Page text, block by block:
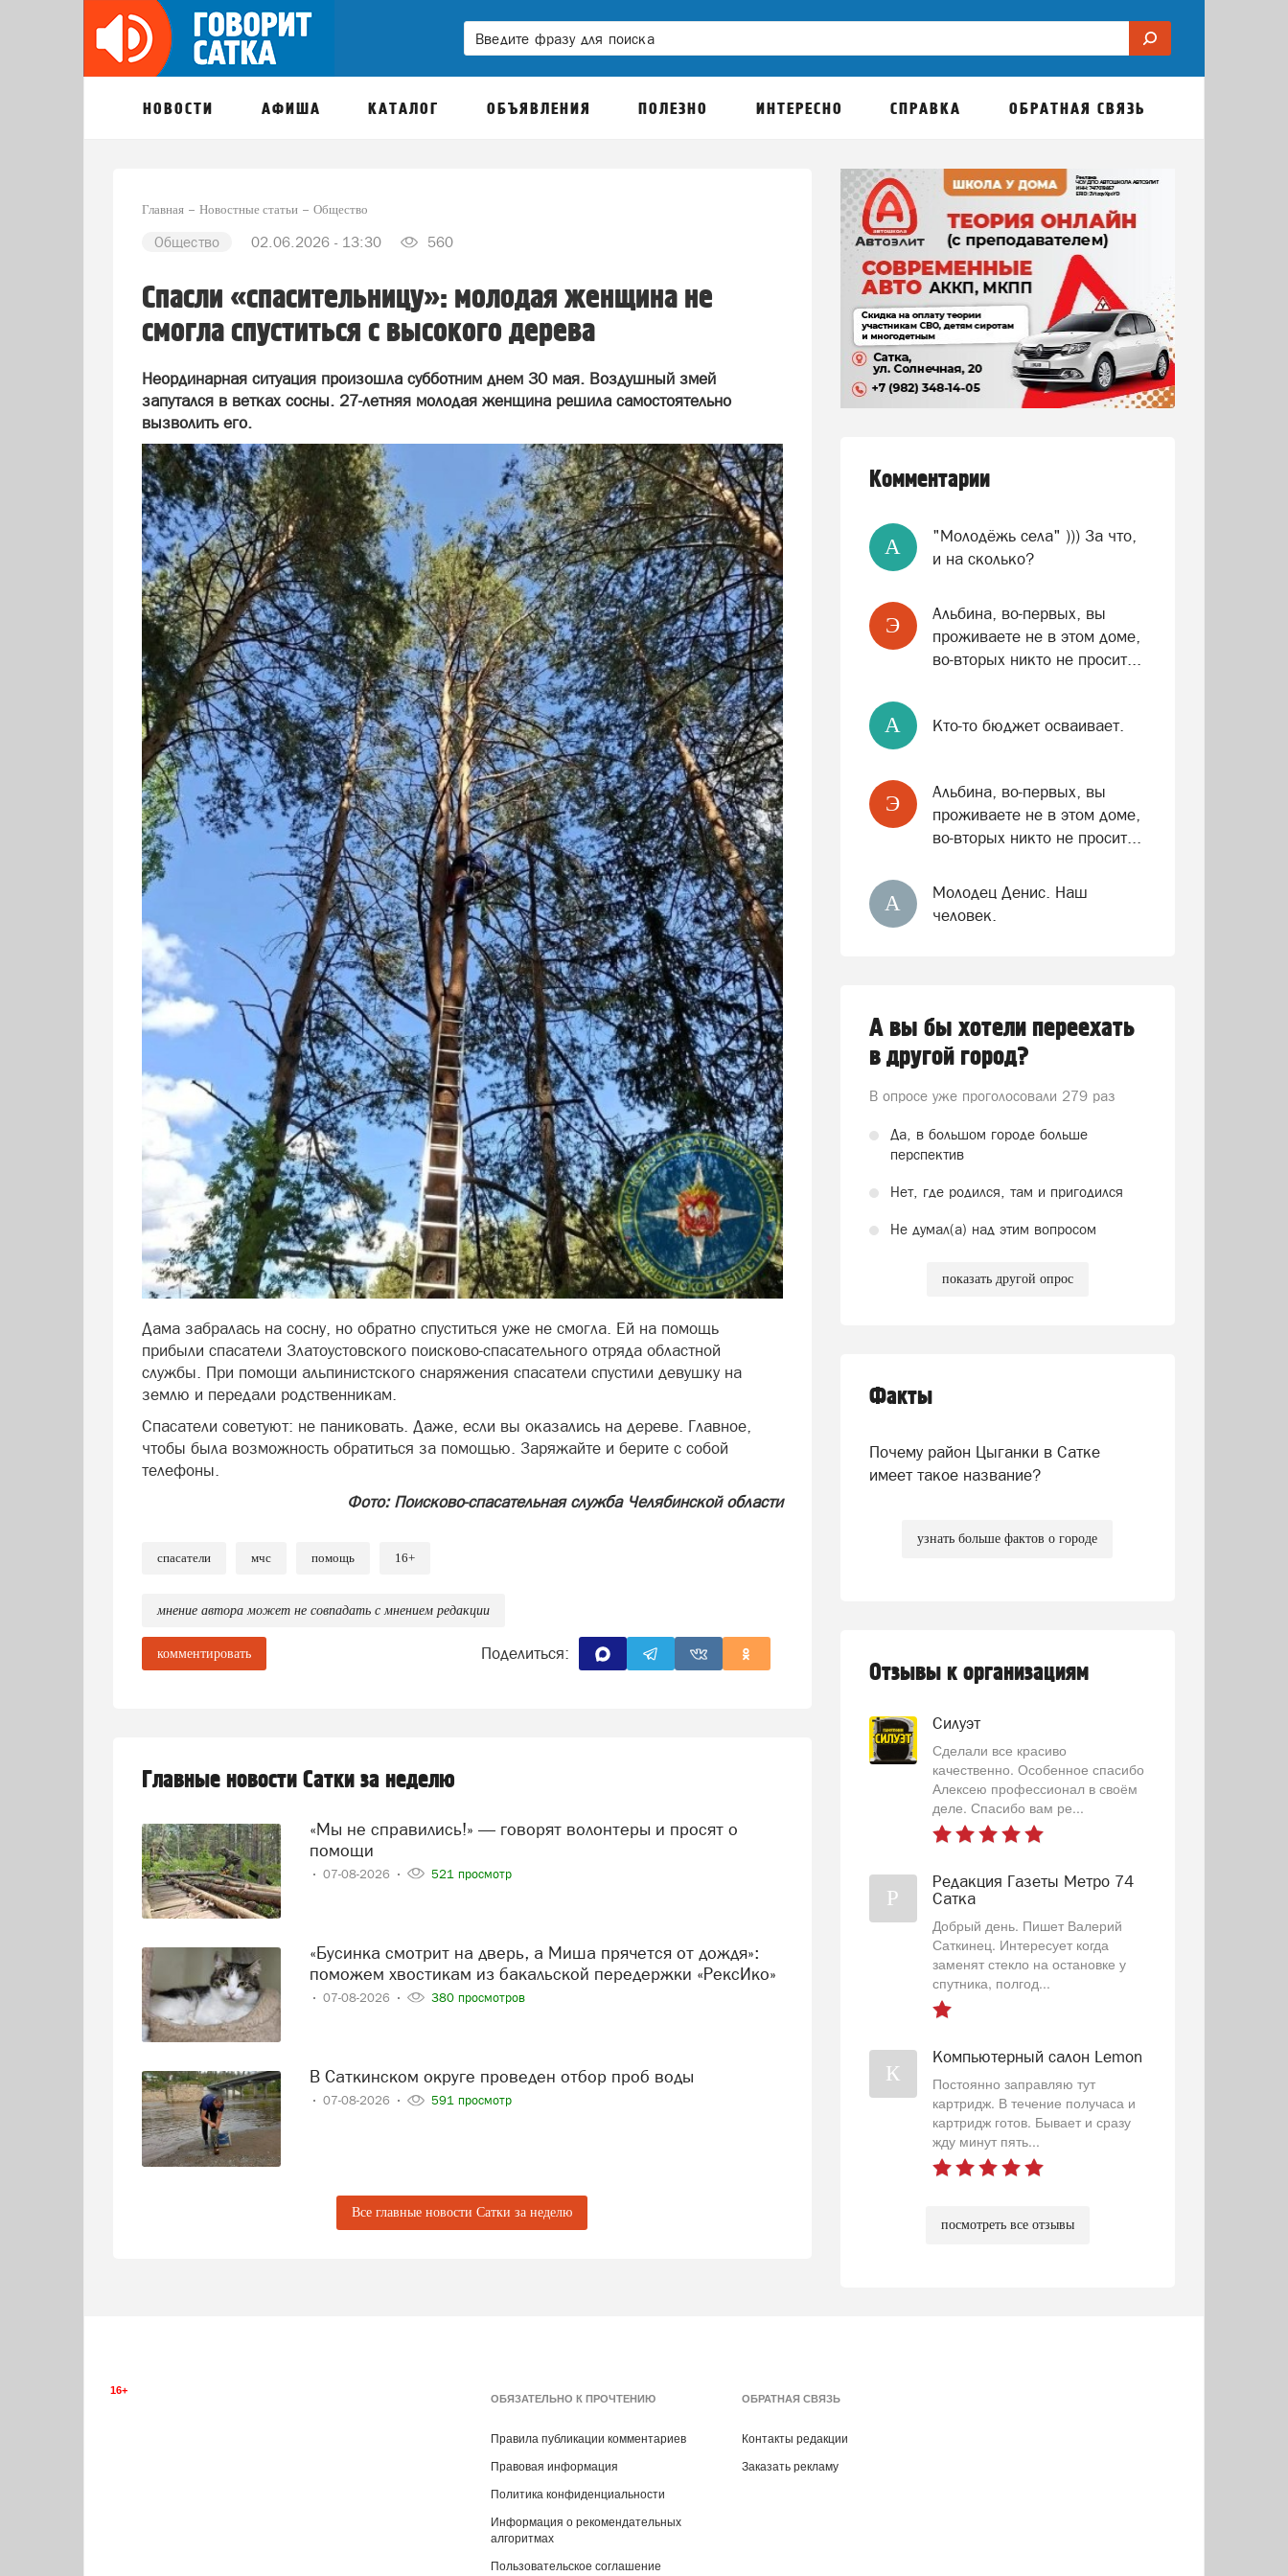
НОВОСТИ АФИША КАТАЛОГ ОБЪЯВЛЕНИЯ ПОЛЕЗНО ИНТЕРЕСНО СПРАВКА ОБРАТНАЯ СВЯЗЬ
Главная Новостные статьи Общество
Общество 02.06.2026 - 13:30 560
Спасли «спасительницу»: молодая женщина не
смогла спуститься с высокого дерева
Неординарная ситуация произошла субботним днем 30 мая. Воздушный змей
запутался в ветках сосны. 27-летняя молодая женщина решила самостоятельно
вызволить его.
Дама забралась на сосну, но обратно спуститься уже не смогла. Ей на помощь
прибыли спасатели Златоустовского поисково-спасательного отряда областной
службы. При помощи альпинистского снаряжения спасатели спустили девушку на
землю и передали родственникам.
Спасатели советуют: не паниковать. Даже, если вы оказались на дереве. Главное,
чтобы была возможность обратиться за помощью. Заряжайте и берите с собой
телефоны.
Фото: Поисково-спасательная служба Челябинской области
спасатели мчс помощь 16+
мнение автора может не совпадать с мнением редакции
комментировать Поделиться:
Главные новости Сатки за неделю
«Мы не справились!» — говорят волонтеры и просят о
помощи
07-08-2026 521 просмотр
«Бусинка смотрит на дверь, а Миша прячется от дождя»:
поможем хвостикам из бакальской передержки «РексИко»
07-08-2026 380 просмотров
В Саткинском округе проведен отбор проб воды
07-08-2026 591 просмотр
Все главные новости Сатки за неделю
Комментарии
A
"Молодёжь села" ))) За что,
и на сколько?
Э
Альбина, во-первых, вы
проживаете не в этом доме,
во-вторых никто не просит...
A Кто-то бюджет осваивает.
Э
Альбина, во-первых, вы
проживаете не в этом доме,
во-вторых никто не просит...
А
Молодец Денис. Наш
человек.
А вы бы хотели переехать
в другой город?
В опросе уже проголосовали 279 раз
Да, в большом городе больше
перспектив
Нет, где родился, там и пригодился
Не думал(а) над этим вопросом
показать другой опрос
Факты
Почему район Цыганки в Сатке
имеет такое название?
узнать больше фактов о городе
Отзывы к организациям
Силуэт
Сделали все красиво
качественно. Особенное спасибо
Алексею профессионал в своём
деле. Спасибо вам ре...
Р
Редакция Газеты Метро 74
Сатка
Добрый день. Пишет Валерий
Саткинец. Интересует когда
заменят стекло на остановке у
спутника, полгод...
К
Компьютерный салон Lemon
Постоянно заправляю тут
картридж. В течение получаса и
картридж готов. Бывает и сразу
жду минут пять...
посмотреть все отзывы
16+
ОБЯЗАТЕЛЬНО К ПРОЧТЕНИЮ
Правила публикации комментариев
Правовая информация
Политика конфиденциальности
Информация о рекомендательных
алгоритмах
Пользовательское соглашение
ОБРАТНАЯ СВЯЗЬ
Контакты редакции
Заказать рекламу